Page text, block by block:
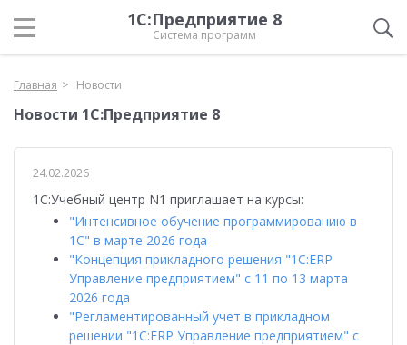
1С:Предприятие 8
Система программ
Главная Новости
Новости 1С:Предприятие 8
24.02.2026
1С:Учебный центр N1 приглашает на курсы:
"Интенсивное обучение программированию в
1С" в марте 2026 года
"Концепция прикладного решения "1С:ERP
Управление предприятием" с 11 по 13 марта
2026 года
"Регламентированный учет в прикладном
решении "1С:ERP Управление предприятием" с